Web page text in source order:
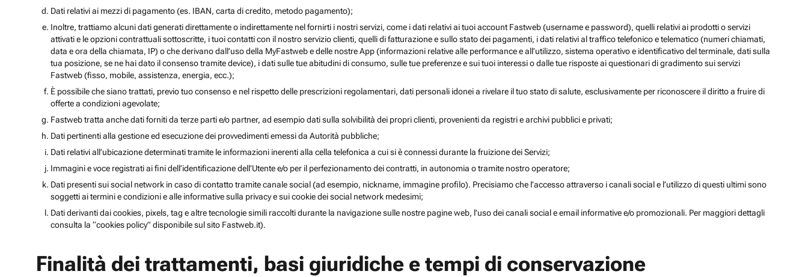
Dati relativi ai mezzi di pagamento (es. IBAN, carta di credito, metodo pagamento);
Inoltre, trattiamo alcuni dati generati direttamente o indirettamente nel fornirti i nostri servizi, come i dati relativi ai tuoi account Fastweb (username e password), quelli relativi ai prodotti o servizi
attivati e le opzioni contrattuali sottoscritte, i tuoi contatti con il nostro servizio clienti, quelli di fatturazione e sullo stato dei pagamenti, i dati relativi al traffico telefonico e telematico (numeri chiamati,
data e ora della chiamata, IP) o che derivano dall’uso della MyFastweb e delle nostre App (informazioni relative alle performance e all’utilizzo, sistema operativo e identificativo del terminale, dati sulla
tua posizione, se ne hai dato il consenso tramite device), i dati sulle tue abitudini di consumo, sulle tue preferenze e sui tuoi interessi o dalle tue risposte ai questionari di gradimento sui servizi
Fastweb (fisso, mobile, assistenza, energia, ecc.);
È possibile che siano trattati, previo tuo consenso e nel rispetto delle prescrizioni regolamentari, dati personali idonei a rivelare il tuo stato di salute, esclusivamente per riconoscere il diritto a fruire di
offerte a condizioni agevolate;
Fastweb tratta anche dati forniti da terze parti e/o partner, ad esempio dati sulla solvibilità dei propri clienti, provenienti da registri e archivi pubblici e privati;
Dati pertinenti alla gestione ed esecuzione dei provvedimenti emessi da Autorità pubbliche;
Dati relativi all’ubicazione determinati tramite le informazioni inerenti alla cella telefonica a cui si è connessi durante la fruizione dei Servizi;
Immagini e voce registrati ai fini dell’identificazione dell’Utente e/o per il perfezionamento dei contratti, in autonomia o tramite nostro operatore;
Dati presenti sui social network in caso di contatto tramite canale social (ad esempio, nickname, immagine profilo). Precisiamo che l’accesso attraverso i canali social e l’utilizzo di questi ultimi sono
soggetti ai termini e condizioni e alle informative sulla privacy e sui cookie dei social network medesimi;
Dati derivanti dai cookies, pixels, tag e altre tecnologie simili raccolti durante la navigazione sulle nostre pagine web, l’uso dei canali social e email informative e/o promozionali. Per maggiori dettagli
consulta la “cookies policy” disponibile sul sito Fastweb.it).
Finalità dei trattamenti, basi giuridiche e tempi di conservazione